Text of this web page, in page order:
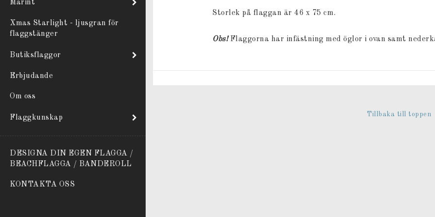
Marint
Xmas Starlight - ljusgran för
flaggstänger
Butiksflaggor
Erbjudande
Om oss
Flaggkunskap
DESIGNA DIN EGEN FLAGGA /
BEACHFLAGGA / BANDEROLL
KONTAKTA OSS
Storlek på flaggan är 46 x 75 cm.
Obs!Flaggorna har infästning med öglor i ovan samt
Tillbaka till toppen